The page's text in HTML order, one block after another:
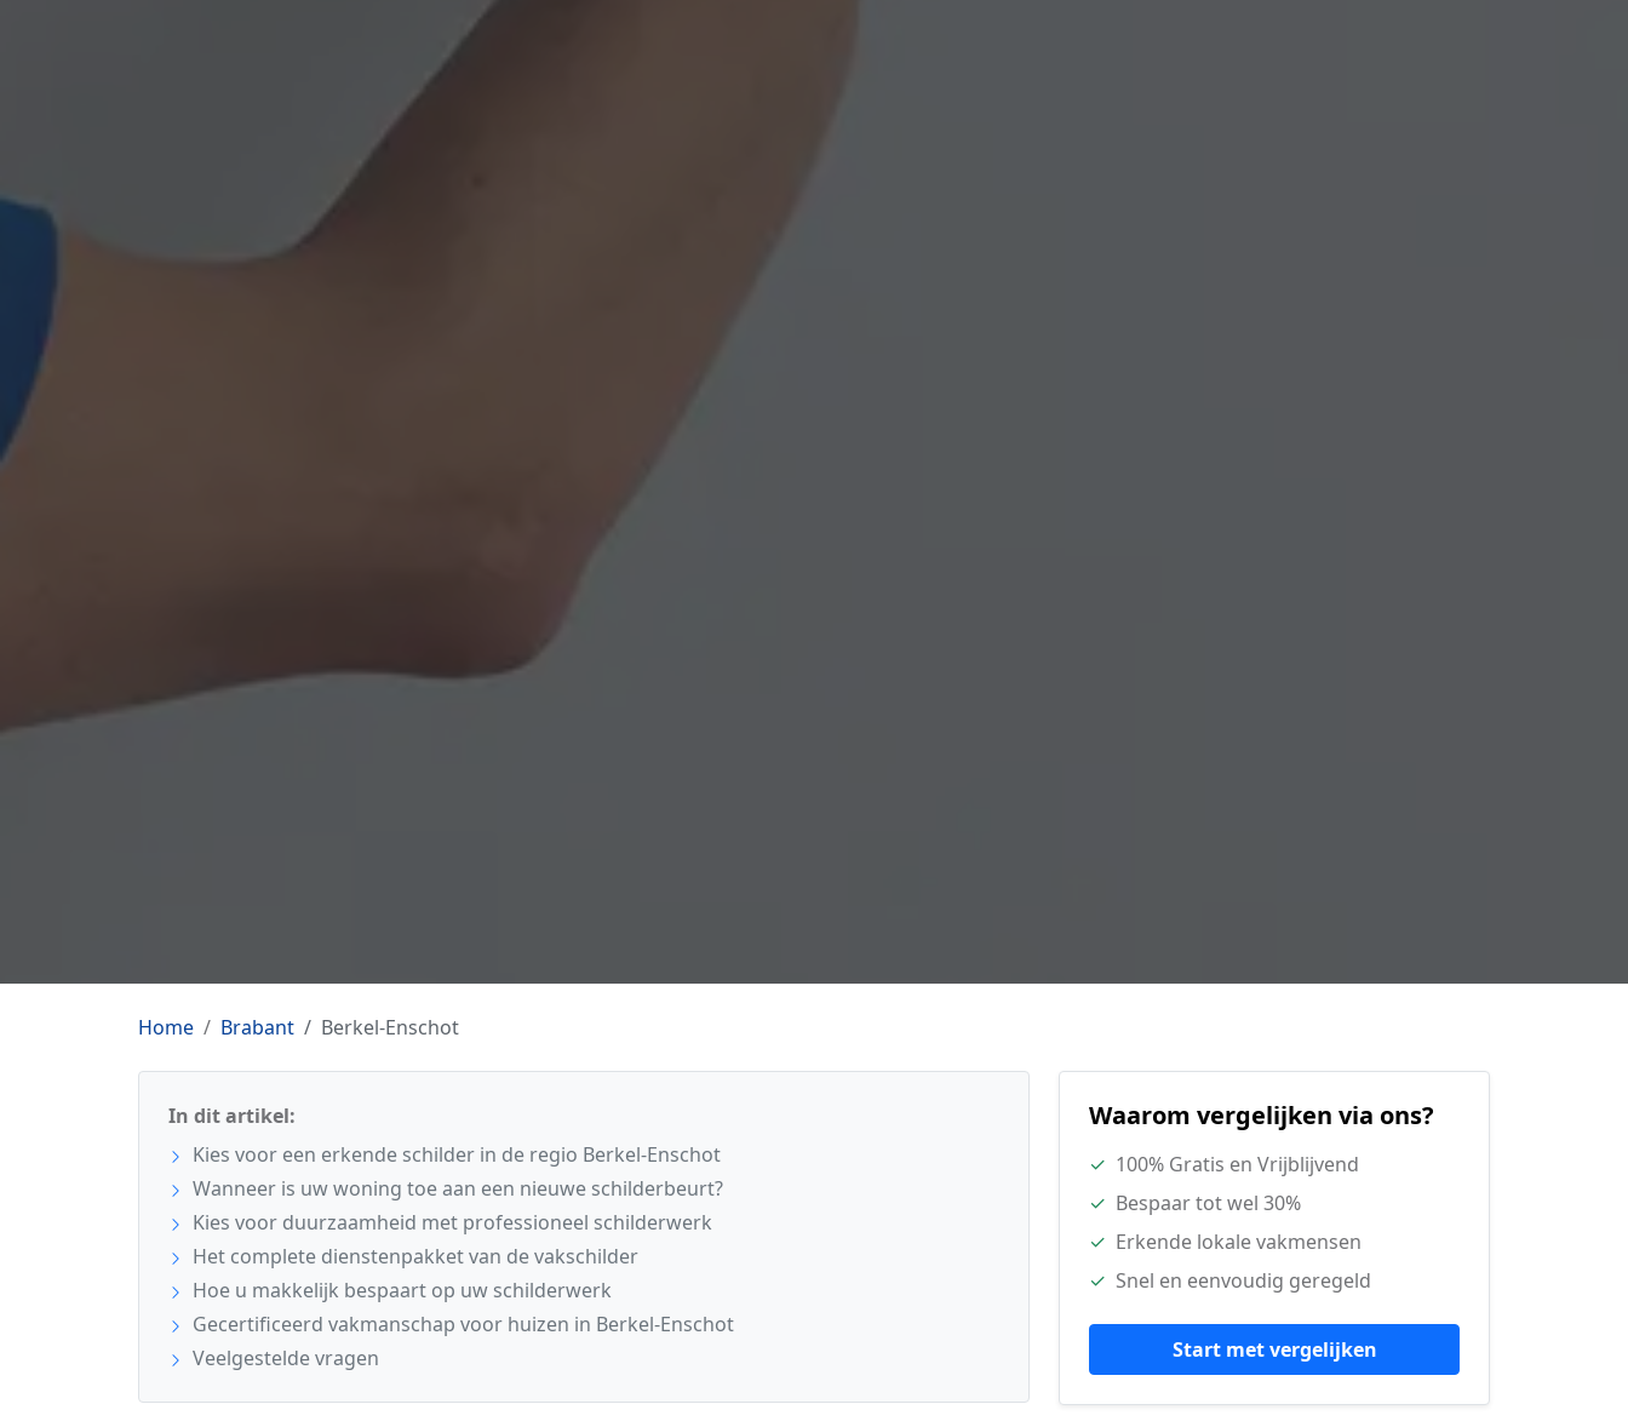
Home Brabant Berkel-Enschot
In dit artikel:
Kies voor een erkende schilder in de regio Berkel-Enschot
Wanneer is uw woning toe aan een nieuwe schilderbeurt?
Kies voor duurzaamheid met professioneel schilderwerk
Het complete dienstenpakket van de vakschilder
Hoe u makkelijk bespaart op uw schilderwerk
Gecertificeerd vakmanschap voor huizen in Berkel-Enschot
Veelgestelde vragen
Waarom vergelijken via ons?
✓ 100% Gratis en Vrijblijvend
✓ Bespaar tot wel 30%
✓ Erkende lokale vakmensen
✓ Snel en eenvoudig geregeld
Start met vergelijken